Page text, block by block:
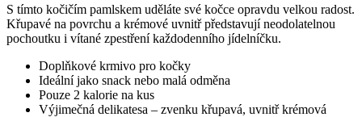
S tímto kočičím pamlskem uděláte své kočce opravdu velkou radost.
Křupavé na povrchu a krémové uvnitř představují neodolatelnou
pochoutku i vítané zpestření každodenního jídelníčku.
Doplňkové krmivo pro kočky
Ideální jako snack nebo malá odměna
Pouze 2 kalorie na kus
Výjimečná delikatesa – zvenku křupavá, uvnitř krémová